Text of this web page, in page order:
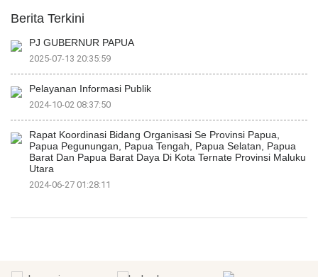
Berita Terkini
PJ GUBERNUR PAPUA
2025-07-13 20:35:59
Pelayanan Informasi Publik
2024-10-02 08:37:50
Rapat Koordinasi Bidang Organisasi Se Provinsi Papua,
Papua Pegunungan, Papua Tengah, Papua Selatan, Papua
Barat Dan Papua Barat Daya Di Kota Ternate Provinsi Maluku
Utara
2024-06-27 01:28:11